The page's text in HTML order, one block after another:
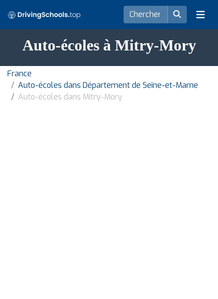
Auto-écoles à Mitry-Mory
France
Auto-écoles dans Département de Seine-et-Marne
Auto-écoles dans Mitry-Mory